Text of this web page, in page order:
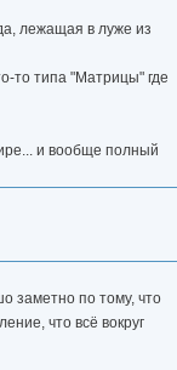
лежащая в луже из
то типа "Матрицы" где
и вообще полный
заметно по тому, что
что всё вокруг